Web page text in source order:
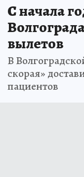
С начала
вылетов
В
скорая»
пациентов